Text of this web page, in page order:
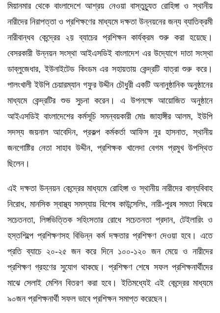
মিয়ানমার থেকে বাংলাদেশে আশ্রয় নেওয়া বাস্তুচ্যুত রোহিঙ্গা ও স্থানীয়
নারীদের নিরাপত্তা ও প্রশিক্ষণের মাধ্যমে দক্ষতা উন্নয়নের জন্য ব্যাতিক্রমী
নারীবান্ধব কেন্দ্রের ২য় ব্যাচের প্রশিক্ষন কার্যক্রম শুরু করা হয়েছে।
বেসরকারী উন্নয়ন সংস্থা আইএসডিই বাংলাদেশ এর উদ্যোগে দাতা সংস্থা
ডাব্লুজেধার, ইউনাইটেড কিংডম এর সহায়তায় কেন্দ্রটি যাত্রা শুরু করে।
পালংখালী ইউপি চেয়ারম্যান গফুর উদ্দীন চৌধুরী একটি অনানুষ্ঠানিক অনুষ্ঠানের
মাধ্যমে কেন্দ্রটির শুভ সুচনা করেন। এ উপলক্ষে আয়োজিত অনুষ্ঠানে
আইএসডিই বাংলাদেশের কর্মসূচি সমন্বয়কারী মোঃ জাহাঙ্গীর আলম, ইউপি
সদস্য জয়নাল আবেদিন, প্রকল্প কর্মকর্তা আফিস নুর হাসনাত, স্থানীয়
জনগোষ্টির নেতা সাহাব উদ্দীন, প্রশিক্ষক খালেদা বেগম প্রমুখ উপস্থিত
ছিলেন।
এই দক্ষতা উন্নয়ন কেন্দ্রের মাধ্যমে রোহিঙ্গা ও স্থানীয় নারীদের বাল্যবিবাহ
নিরোধ, মানসিক স্বাস্থ্য সমস্যায় বিশেষ কাউন্সেলিং, নারী-পুরষ সমতা বিষয়ে
সচেতনতা, লিঙ্গভিত্তিক সহিংসতার রোধে সচেতনতা প্রদান, টেইলারিং ও
হস্তশিল্পে প্রশিক্ষণসহ বিভিন্ন কর্ম দক্ষতার প্রশিক্ষণ দেওয়া হবে। এতে
প্রতি ব্যাচে ২০-২৫ জন করে দিনে ১০০-১২০ জন মেয়ে ও নারীদের
প্রশিক্ষণ গ্রহণের সুযোগ থাকছে। প্রশিক্ষণ শেষে সফল প্রশিক্ষনার্থীদের
মাঝে সেলাই মেশিন বিতরণ করা হবে। ইতিমধ্যেই এই কেন্দ্রের মাধ্যমে
৯০জন প্রশিক্ষনার্থী সফল ভাবে প্রশিক্ষন সমাপ্ত করেছেন।